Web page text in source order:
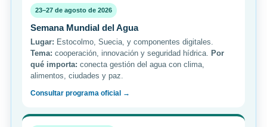
23–27 de agosto de 2026
Semana Mundial del Agua
Lugar: Estocolmo, Suecia, y componentes digitales.
Tema: cooperación, innovación y seguridad hídrica.
Por
qué importa: conecta gestión del agua con clima,
alimentos, ciudades y paz.
Consultar programa oficial →